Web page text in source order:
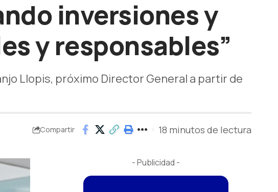
inversiones y
y responsables”
Llopis, próximo Director General a partir de
Compartir 18 minutos de lectura
- Publicidad -